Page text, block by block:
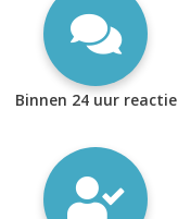
Binnen 24 uur reactie